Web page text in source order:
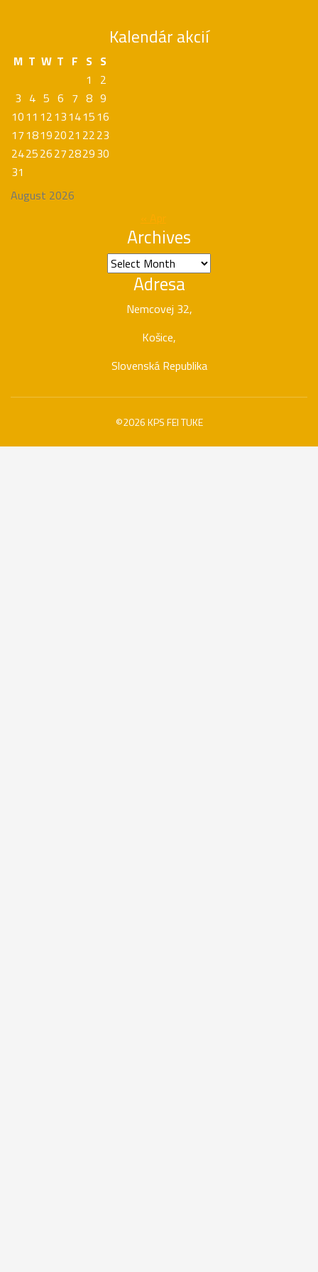
Kalendár akcií
August 2026
M T W T F S S
1
2
3 4 5 6 7 8 9
1011 1213141516
1718192021 2223
24252627282930
31
Archives
Archives
Adresa
Nemcovej 32,
Košice,
Slovenská Republika
©2026 KPS FEI TUKE